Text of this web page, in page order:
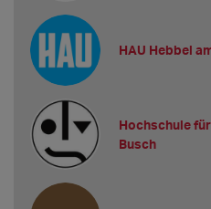
HAU Hebbel
Hochschule
Busch